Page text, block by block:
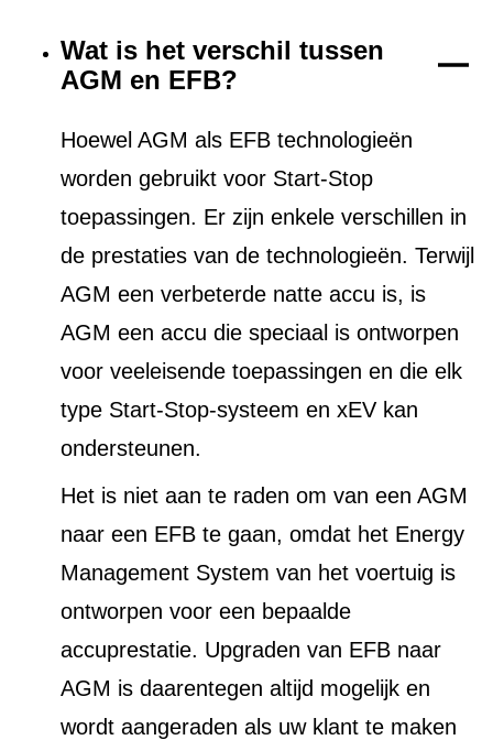
Wat is het verschil tussen
AGM en EFB?
Hoewel AGM als EFB technologieën
worden gebruikt voor Start-Stop
toepassingen. Er zijn enkele verschillen in
de prestaties van de technologieën. Terwijl
AGM een verbeterde natte accu is, is
AGM een accu die speciaal is ontworpen
voor veeleisende toepassingen en die elk
type Start-Stop-systeem en xEV kan
ondersteunen.
Het is niet aan te raden om van een AGM
naar een EFB te gaan, omdat het Energy
Management System van het voertuig is
ontworpen voor een bepaalde
accuprestatie. Upgraden van EFB naar
AGM is daarentegen altijd mogelijk en
wordt aangeraden als uw klant te maken